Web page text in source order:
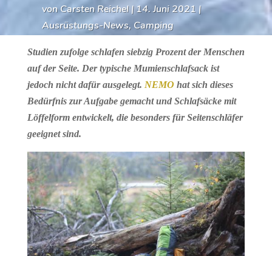
vonCarsten Reichel|14. Juni 2021|
Ausrüstungs-News, Camping
Studien zufolge schlafen siebzig Prozent der Menschen
auf der Seite. Der typische Mumienschlafsack ist
jedoch nicht dafür ausgelegt. NEMO hat sich dieses
Bedürfnis zur Aufgabe gemacht und Schlafsäcke mit
Löffelform entwickelt, die besonders für Seitenschläfer
geeignet sind.